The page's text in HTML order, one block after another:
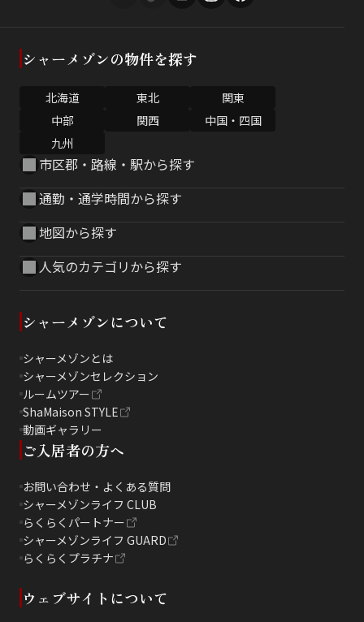
シャーメゾンの物件を探す
北海道 東北
関東
中部
関西
中国・四国
九州
市区郡・路線・駅から探す
通勤・通学時間から探す
地図から探す
人気のカテゴリから探す
シャーメゾンについて
シャーメゾンとは
シャーメゾンセレクション
ルームツアー
ShaMaison STYLE
動画ギャラリー
ご入居者の方へ
お問い合わせ・よくある質問
シャーメゾンライフ CLUB
らくらくパートナー
シャーメゾンライフ GUARD
らくらくプラチナ
ウェブサイトについて